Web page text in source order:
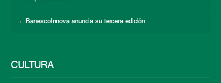
BanescoInnova anuncia su tercera edición
CULTURA